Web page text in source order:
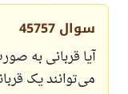
سوال 45757
آیا قربانی به
می‌توانند یک